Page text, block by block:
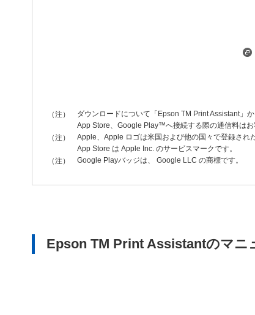
（注）
ダウンロードについて「Epson TM Print Assistant」
App Store、Google Play™へ接続する際の通信料はお
（注）
Apple、Apple ロゴは米国および他の国々で登録され
App Store は Apple Inc. のサービスマークです。
（注）
Google Playバッジは、 Google LLC の商標です。
Epson TM Print Assistantのマニ